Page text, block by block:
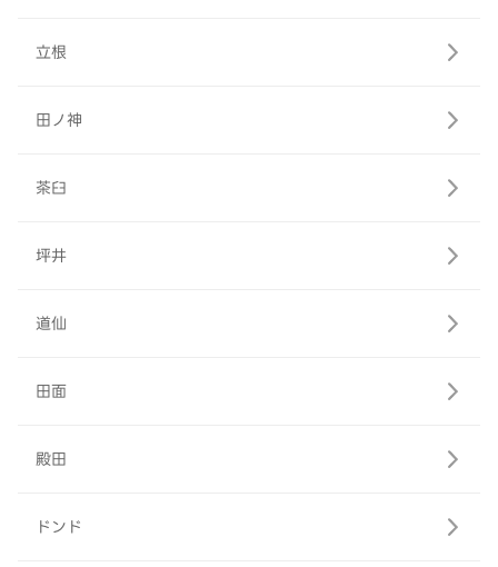
立根
田ノ神
茶臼
坪井
道仙
田面
殿田
ドンド